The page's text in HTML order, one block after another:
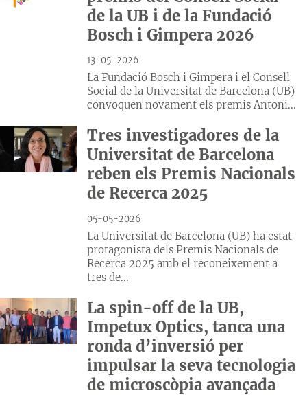
de la UB i de la Fundació
Bosch i Gimpera 2026
13-05-2026
La Fundació Bosch i Gimpera i el Consell
Social de la Universitat de Barcelona (UB)
convoquen novament els premis Antoni...
Tres investigadores de la
Universitat de Barcelona
reben els Premis Nacionals
de Recerca 2025
05-05-2026
La Universitat de Barcelona (UB) ha estat
protagonista dels Premis Nacionals de
Recerca 2025 amb el reconeixement a
tres de...
La spin-off de la UB,
Impetux Optics, tanca una
ronda d’inversió per
impulsar la seva tecnologia
de microscòpia avançada